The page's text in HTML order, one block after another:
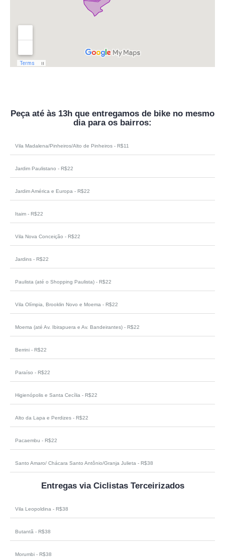
Peça até às 13h que entregamos de bike no mesmo
dia para os bairros:
Vila Madalena/Pinheiros/Alto de Pinheiros - R$11
Jardim Paulistano - R$22
Jardim América e Europa - R$22
Itaim - R$22
Vila Nova Conceição - R$22
Jardins - R$22
Paulista (até o Shopping Paulista) - R$22
Vila Olímpia, Brooklin Novo e Moema - R$22
Moema (até Av. Ibirapuera e Av. Bandeirantes) - R$22
Berrini - R$22
Paraíso - R$22
Higienópolis e Santa Cecília - R$22
Alto da Lapa e Perdizes - R$22
Pacaembu - R$22
Santo Amaro/ Chácara Santo Antônio/Granja Julieta - R$38
Entregas via Ciclistas Terceirizados
Vila Leopoldina - R$38
Butantã - R$38
Morumbi - R$38